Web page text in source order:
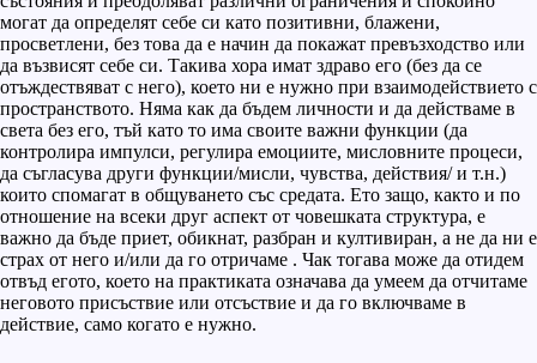
могат да определят себе си като позитивни, блажени,
просветлени, без това да е начин да покажат превъзходство или
да възвисят себе си. Такива хора имат здраво его (без да се
отъждествяват с него), което ни е нужно при взаимодействието с
пространството. Няма как да бъдем личности и да действаме в
света без его, тъй като то има своите важни функции (да
контролира импулси, регулира емоциите, мисловните процеси,
да съгласува други функции/мисли, чувства, действия/ и т.н.)
които спомагат в общуването със средата. Ето защо, както и по
отношение на всеки друг аспект от човешката структура, е
важно да бъде приет, обикнат, разбран и култивиран, а не да ни е
страх от него и/или да го отричаме . Чак тогава може да отидем
отвъд егото, което на практиката означава да умеем да отчитаме
неговото присъствие или отсъствие и да го включваме в
действие, само когато е нужно.